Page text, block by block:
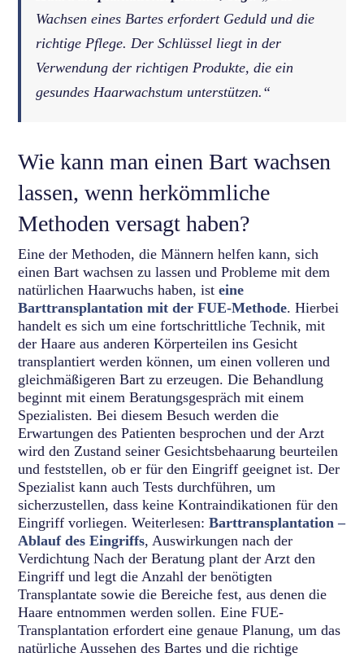
Wachsen eines Bartes erfordert Geduld und die
richtige Pflege. Der Schlüssel liegt in der
Verwendung der richtigen Produkte, die ein
gesundes Haarwachstum unterstützen.“
Wie kann man einen Bart wachsen
lassen, wenn herkömmliche
Methoden versagt haben?
Eine der Methoden, die Männern helfen kann, sich
einen Bart wachsen zu lassen und Probleme mit dem
natürlichen Haarwuchs haben, isteine
Barttransplantation mit der FUE-Methode. Hierbei
handelt es sich um eine fortschrittliche Technik, mit
der Haare aus anderen Körperteilen ins Gesicht
transplantiert werden können, um einen volleren und
gleichmäßigeren Bart zu erzeugen. Die Behandlung
beginnt mit einem Beratungsgespräch mit einem
Spezialisten. Bei diesem Besuch werden die
Erwartungen des Patienten besprochen und der Arzt
wird den Zustand seiner Gesichtsbehaarung beurteilen
und feststellen, ob er für den Eingriff geeignet ist. Der
Spezialist kann auch Tests durchführen, um
sicherzustellen, dass keine Kontraindikationen für den
Eingriff vorliegen. Weiterlesen:Barttransplantation –
Ablauf des Eingriffs, Auswirkungen nach der
Verdichtung Nach der Beratung plant der Arzt den
Eingriff und legt die Anzahl der benötigten
Transplantate sowie die Bereiche fest, aus denen die
Haare entnommen werden sollen. Eine FUE-
Transplantation erfordert eine genaue Planung, um das
natürliche Aussehen des Bartes und die richtige